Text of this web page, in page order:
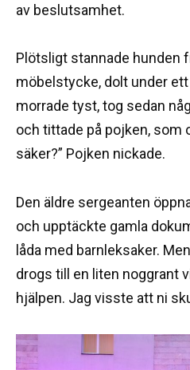
av beslutsamhet.
Plötsligt stannade hunden
möbelstycke, dolt under
morrade tyst, tog sedan
och tittade på pojken, som
säker?” Pojken nickade.
Den äldre sergeanten
och upptäckte gamla
låda med barnleksaker.
drogs till en liten noggrant
hjälpen. Jag visste att ni